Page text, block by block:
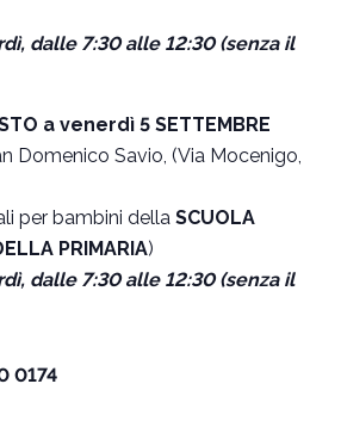
dalle 7:30 alle 12:30 (senza il
a venerdì 5 SETTEMBRE
Domenico Savio, (Via Mocenigo,
per bambini della SCUOLA
PRIMARIA)
dalle 7:30 alle 12:30 (senza il
0174